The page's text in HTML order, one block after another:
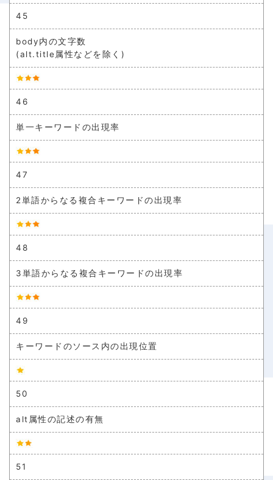
45
body内の文字数
(alt.title属性などを除く)
46
単一キーワードの出現率
47
2単語からなる複合キーワードの出現率
48
3単語からなる複合キーワードの出現率
49
キーワードのソース内の出現位置
50
alt属性の記述の有無
51